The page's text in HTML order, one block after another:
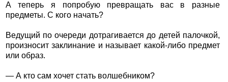
А теперь я попробую превращать вас в разные
предметы. С кого начать?
Ведущий по очереди дотрагивается до детей палочкой,
произносит заклинание и называет какой-либо предмет
или образ.
— А кто сам хочет стать волшебником?